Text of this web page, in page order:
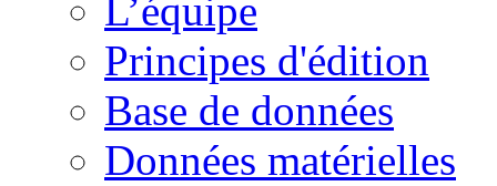
L’équipe
Principes d'édition
Base de données
Données matérielles